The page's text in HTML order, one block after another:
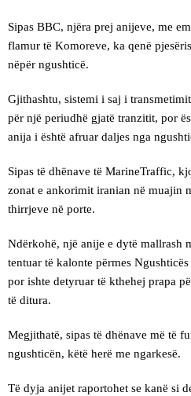
Sipas BBC, njëra prej anijeve, me
flamur të Komoreve, ka qenë
nëpër ngushticë.
Gjithashtu, sistemi i saj i
për një periudhë gjatë tranzitit, por
anija i është afruar daljes nga
Sipas të dhënave të MarineTraffic,
zonat e ankorimit iranian në muajin
thirrjeve në porte.
Ndërkohë, një anije e dytë mallrash
tentuar të kalonte përmes
por ishte detyruar të kthehej prapa
të ditura.
Megjithatë, sipas të dhënave më të
ngushticën, këtë herë me ngarkesë.
Të dyja anijet raportohet se kanë si